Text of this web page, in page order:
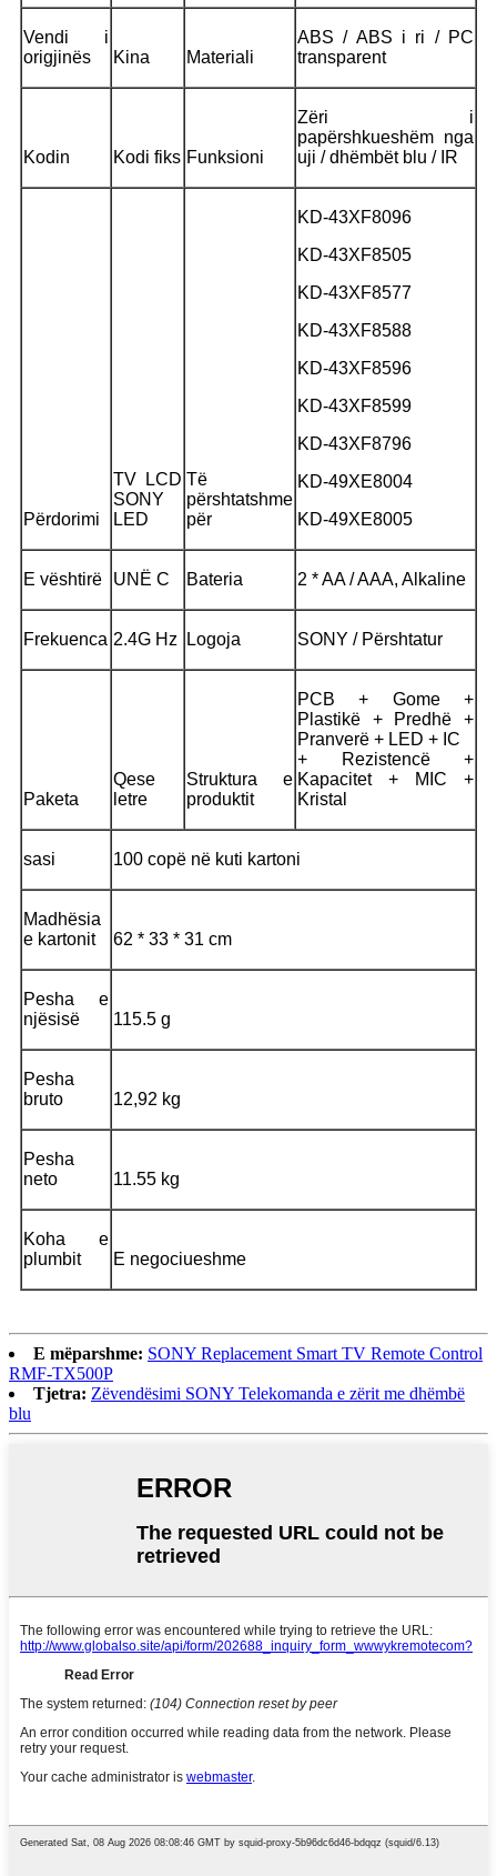
Vendi i
origjinës
Kina Materiali
ABS / ABS i ri / PC
transparent
Kodin Kodi fiks Funksioni
Zëri i
papërshkueshëm nga
uji / dhëmbët blu / IR
Përdorimi
TV LCD
SONY
LED
Të
përshtatshme
për
KD-43XF8096
KD-43XF8505
KD-43XF8577
KD-43XF8588
KD-43XF8596
KD-43XF8599
KD-43XF8796
KD-49XE8004
KD-49XE8005
E vështirë UNË C Bateria 2 * AA / AAA, Alkaline
Frekuenca 2.4G Hz Logoja SONY / Përshtatur
Paketa
Qese
letre
Struktura e
produktit
PCB + Gome +
Plastikë + Predhë +
Pranverë + LED + IC
+ Rezistencë +
Kapacitet + MIC +
Kristal
sasi 100 copë në kuti kartoni
Madhësia
e kartonit
62 * 33 * 31 cm
Pesha e
njësisë
115.5 g
Pesha
bruto
12,92 kg
Pesha
neto
11.55 kg
Koha e
plumbit
E negociueshme
E mëparshme: SONY Replacement Smart TV Remote Control
RMF-TX500P
Tjetra: Zëvendësimi SONY Telekomanda e zërit me dhëmbë
blu